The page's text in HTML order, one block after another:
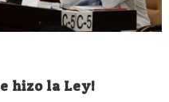
hizo la Ley!